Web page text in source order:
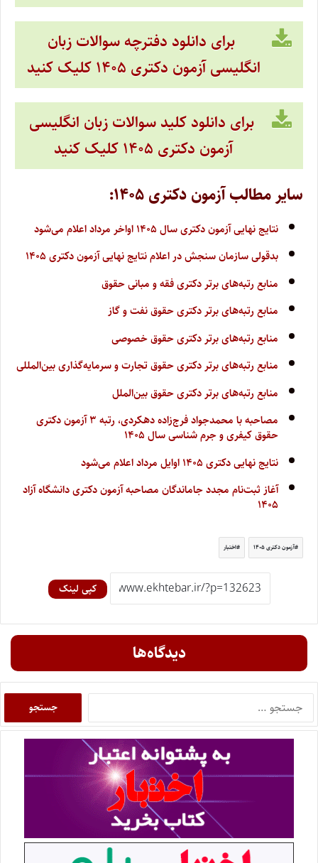
برای دانلود دفترچه سوالات زبان
انگلیسی آزمون دکتری ۱۴۰۵ کلیک کنید
برای دانلود کلید سوالات زبان انگلیسی
آزمون دکتری ۱۴۰۵ کلیک کنید
سایر مطالب آزمون دکتری ۱۴۰۵:
نتایج نهایی آزمون دکتری سال ۱۴۰۵ اواخر مرداد اعلام می‌شود
بدقولی سازمان سنجش در اعلام نتایج نهایی آزمون دکتری ۱۴۰۵
منابع رتبه‌های برتر دکتری فقه و مبانی حقوق
منابع رتبه‌های برتر دکتری حقوق نفت و گاز
منابع رتبه‌های برتر دکتری حقوق خصوصی
منابع رتبه‌های برتر دکتری حقوق تجارت و سرمایه‌گذاری بین‌المللی
منابع رتبه‌های برتر دکتری حقوق بین‌الملل
مصاحبه با محمدجواد فرج‌زاده دهکردی، رتبه ۳ آزمون دکتری
حقوق کیفری و جرم شناسی سال ۱۴۰۵
نتایج نهایی دکتری ۱۴۰۵ اوایل مرداد اعلام می‌شود
آغاز ثبت‌نام مجدد جاماندگان مصاحبه آزمون دکتری دانشگاه آزاد
۱۴۰۵
آزمون دکتری ۱۴۰۵ اختبار
کپی لینک
دیدگاه‌ها